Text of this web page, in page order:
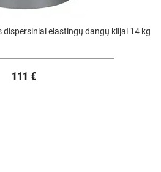
dispersiniai elastingų dangų klijai 14 kg
111 €